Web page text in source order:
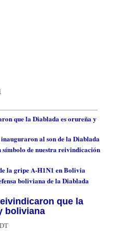
que la Diablada es orureña y
al son de la Diablada
de nuestra reivindicación
la gripe A-H1N1 en Bolivia
boliviana de la Diablada
que la
boliviana